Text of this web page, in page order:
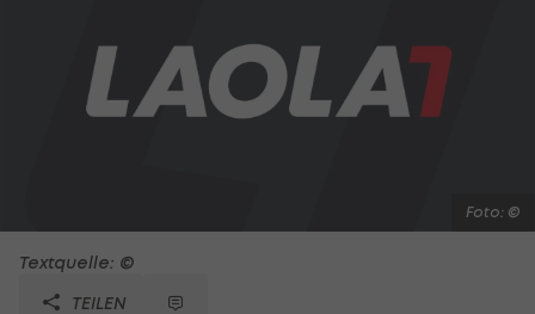
Foto: ©
Textquelle: ©
TEILEN